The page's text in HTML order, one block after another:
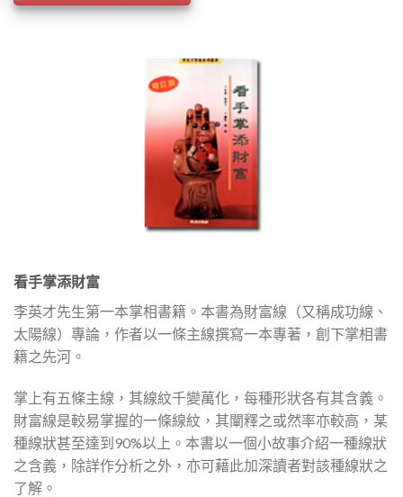
看手掌添財富
李英才先生第一本掌相書籍。本書為財富線（又稱成功線、
太陽線）專論，作者以一條主線撰寫一本專著，創下掌相書
籍之先河。
掌上有五條主線，其線紋千變萬化，每種形狀各有其含義。
財富線是較易掌握的一條線紋，其闡釋之或然率亦較高，某
種線狀甚至達到90%以上。本書以一個小故事介紹一種線狀
之含義，除詳作分析之外，亦可藉此加深讀者對該種線狀之
了解。